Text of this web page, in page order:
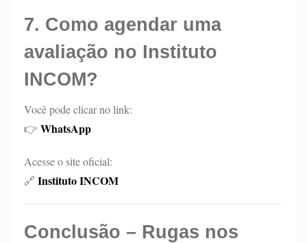
7. Como agendar uma
avaliação no Instituto
INCOM?
Você pode clicar no link:
👉 WhatsApp
Acesse o site oficial:
🔗 Instituto INCOM
Conclusão – Rugas nos